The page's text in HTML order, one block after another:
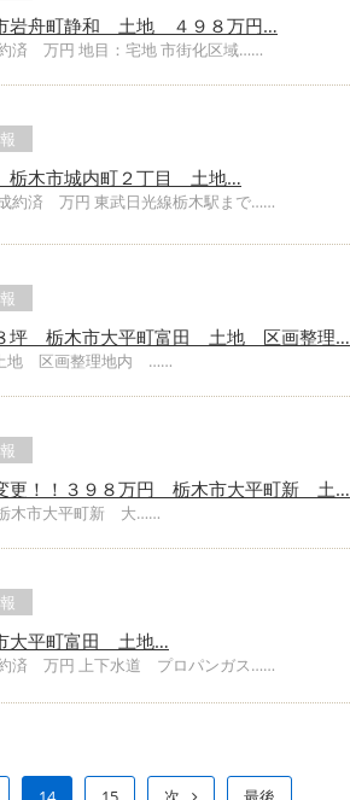
岩舟町静和 土地 ４９８万円…
万円 地目：宅地 市街化区域……
木市城内町２丁目 土地…
済 万円 東武日光線栃木駅まで……
坪 栃木市大平町富田 土地 区画整理…
地 区画整理地内 ……
更！！３９８万円 栃木市大平町新 土…
木市大平町新 大……
大平町富田 土地…
済 万円 上下水道 プロパンガス……